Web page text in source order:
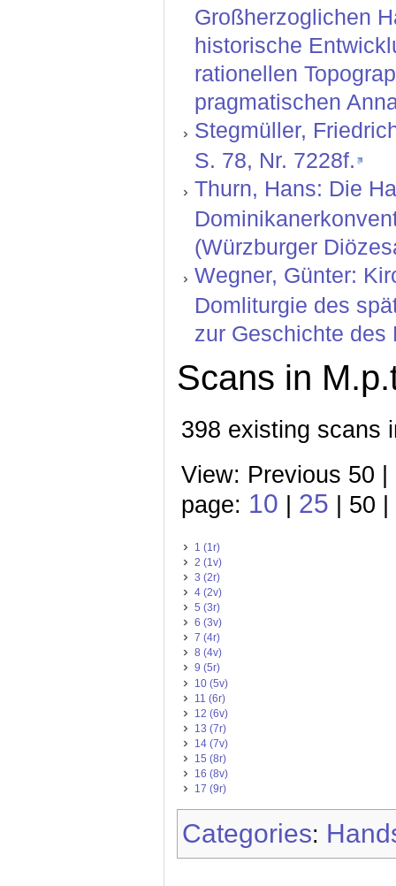
Großherzoglichen
historische
rationellen
pragmatischen
Stegmüller,
S. 78, Nr. 7228f.
Thurn, Hans: Die
(Würzburger
Wegner, Günter:
Domliturgie des
zur Geschichte des
Scans in
398 existing scans
View: Previous 50 |
page: 10 | 25 | 50 |
1 (1r)
2 (1v)
3 (2r)
4 (2v)
5 (3r)
6 (3v)
7 (4r)
8 (4v)
9 (5r)
10 (5v)
11 (6r)
12 (6v)
13 (7r)
14 (7v)
15 (8r)
16 (8v)
17 (9r)
Categories: